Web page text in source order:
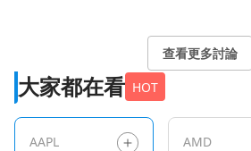
人才，特別是在 AI 和早期產品開
示：「AI 的時代終於到來，公司眼
何時候都更大，要採取緊急行動把
AI 技術是否真的那麼重要？
查看更多討論
大家都在看 HOT
AAPL AMD